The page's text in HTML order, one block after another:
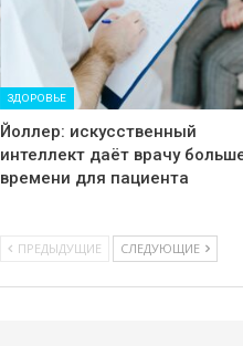
ЗДОРОВЬЕ
Йоллер: искусственный
интеллект даёт врачу
времени для пациента
ПРЕДЫДУЩИЕ СЛЕДУЮЩИЕ